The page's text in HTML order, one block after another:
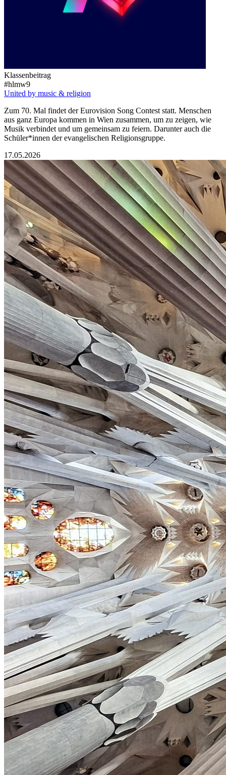
Klassenbeitrag
#hlmw9
United by music & religion
Zum 70. Mal findet der Eurovision Song Contest statt. Menschen
aus ganz Europa kommen in Wien zusammen, um zu zeigen, wie
Musik verbindet und um gemeinsam zu feiern. Darunter auch die
Schüler*innen der evangelischen Religionsgruppe.
17.05.2026